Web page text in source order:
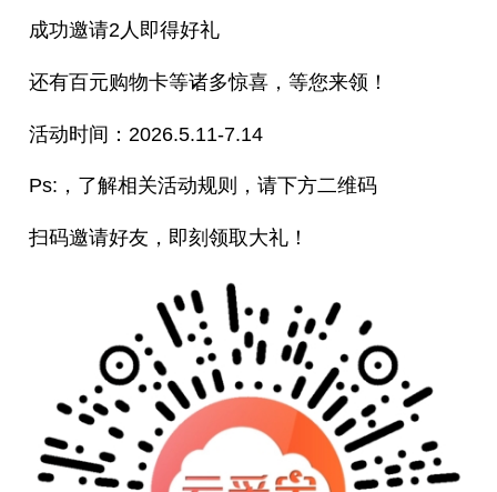
成功邀请2人即得好礼
还有百元购物卡等诸多惊喜，等您来领！
活动时间：2026.5.11-7.14
Ps:，了解相关活动规则，请下方二维码
扫码邀请好友，即刻领取大礼！